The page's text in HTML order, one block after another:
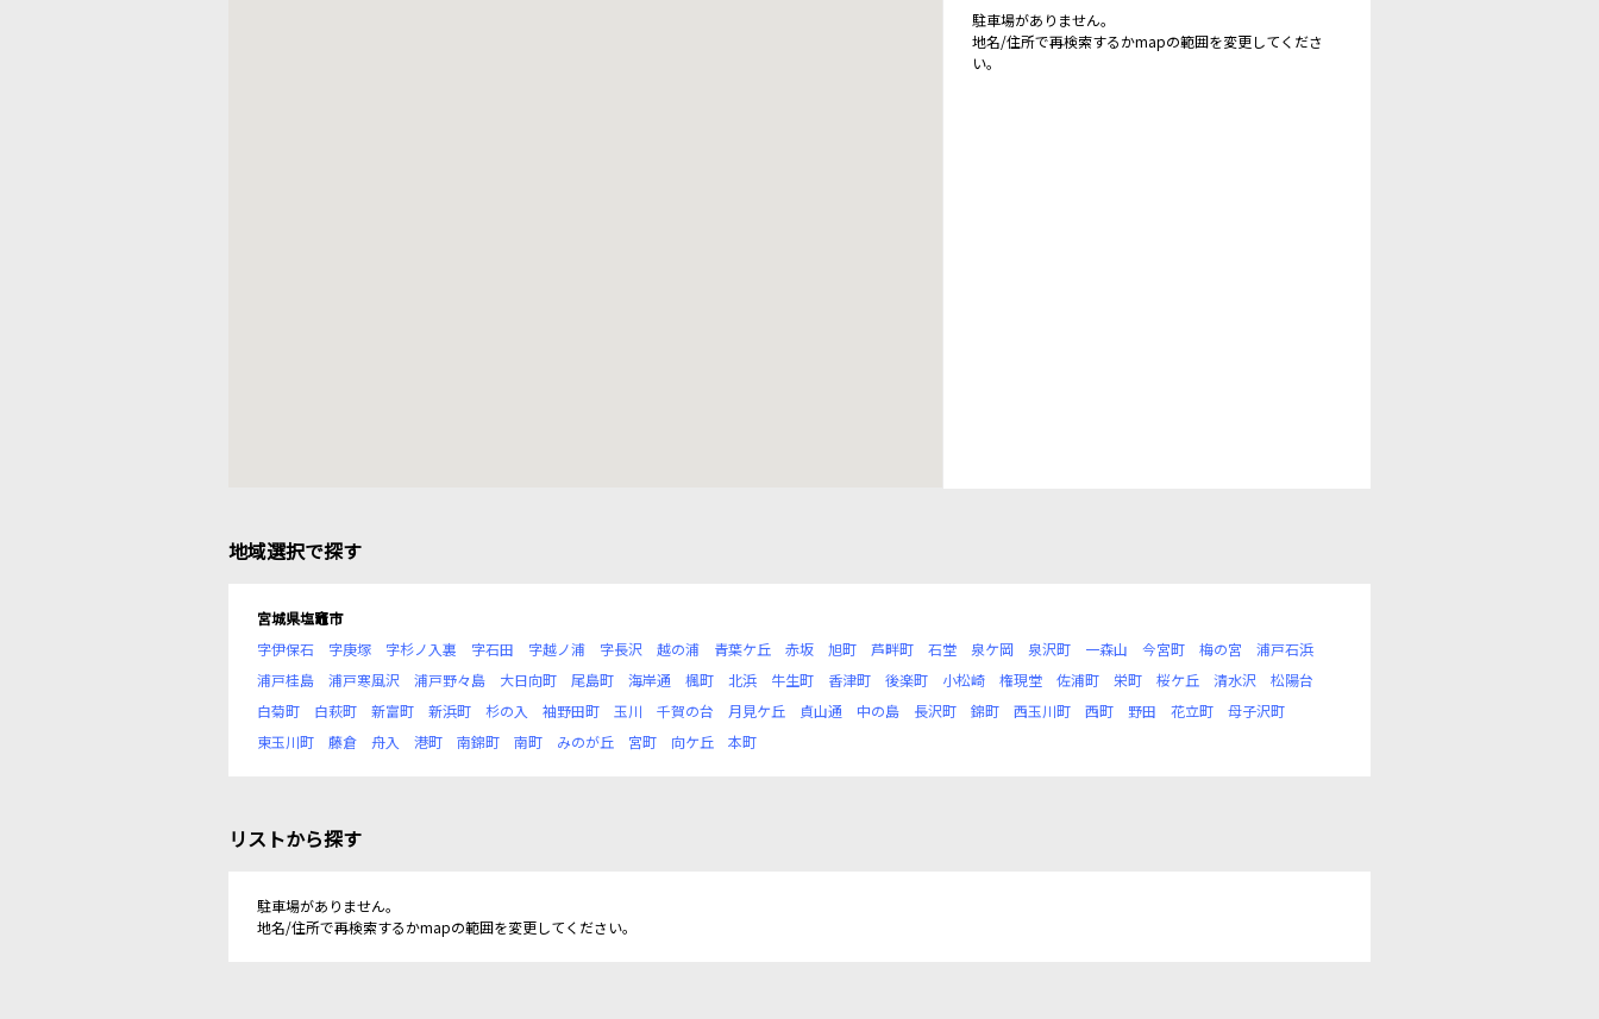
駐車場がありません。
地名/住所で再検索するかmapの範囲を変更してくださ
い。
地域選択で探す
宮城県塩竈市
字伊保石
字庚塚 字杉ノ入裏 字石田 字越ノ浦 字長沢 越の浦 青葉ケ丘 赤坂 旭町 芦畔町 石堂 泉ケ岡 泉沢町 一森山 今宮町 梅の宮
浦戸石浜
浦戸桂島
浦戸寒風沢 浦戸野々島 大日向町 尾島町 海岸通 楓町 北浜 牛生町 香津町 後楽町 小松崎 権現堂 佐浦町 栄町 桜ケ丘 清水沢
松陽台
白菊町
白萩町 新富町 新浜町 杉の入 袖野田町 玉川 千賀の台 月見ケ丘 貞山通 中の島 長沢町 錦町 西玉川町 西町 野田 花立町
母子沢町
東玉川町
藤倉 舟入 港町 南錦町 南町 みのが丘 宮町 向ケ丘 本町
リストから探す
駐車場がありません。
地名/住所で再検索するかmapの範囲を変更してください。